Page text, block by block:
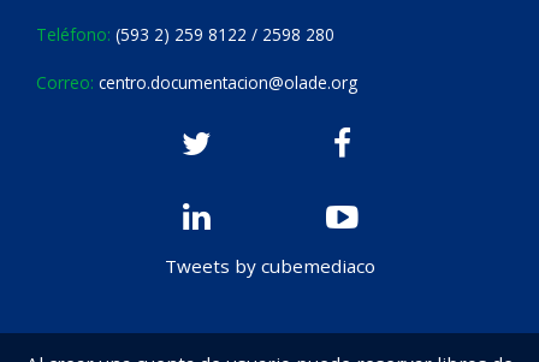
Teléfono: (593 2) 259 8122 / 2598 280
Correo: centro.documentacion@olade.org
Tweets by cubemediaco